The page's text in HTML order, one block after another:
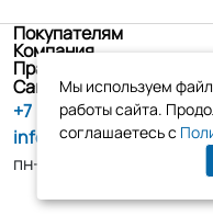
Покупателям
Компания
Правовая информация
Санкт-Петербург, ул.
+7 (800) 555-86-90
info@tk-elko.ru
пн-пт, 10:00 - 18:00
Мы используем
работы сайта.
соглашаетесь с